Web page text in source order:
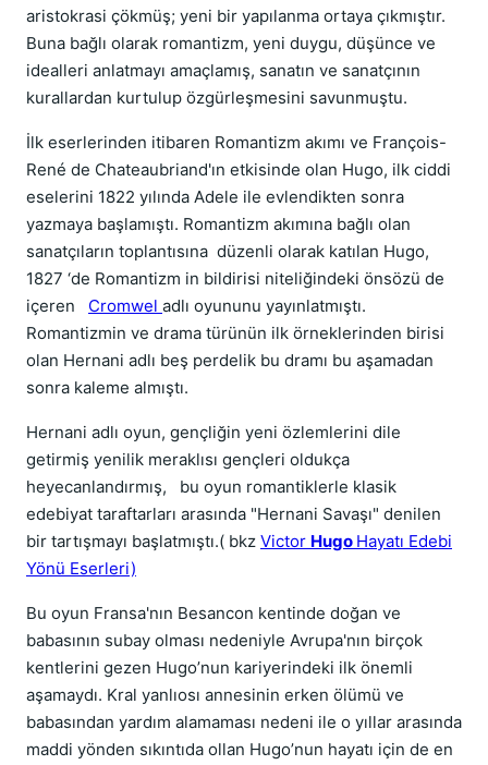
aristokrasi çökmüş; yeni bir yapılanma ortaya çıkmıştır.
Buna bağlı olarak romantizm, yeni duygu, düşünce ve
idealleri anlatmayı amaçlamış, sanatın ve sanatçının
kurallardan kurtulup özgürleşmesini savunmuştu.
İlk eserlerinden itibaren Romantizm akımı ve François-
René de Chateaubriand'ın etkisinde olan Hugo, ilk ciddi
eselerini 1822 yılında Adele ile evlendikten sonra
yazmaya başlamıştı. Romantizm akımına bağlı olan
sanatçıların toplantısına düzenli olarak katılan Hugo,
1827 ‘de Romantizm in bildirisi niteliğindeki önsözü de
içeren Cromwel adlı oyununu yayınlatmıştı.
Romantizmin ve drama türünün ilk örneklerinden birisi
olan Hernani adlı beş perdelik bu dramı bu aşamadan
sonra kaleme almıştı.
Hernani adlı oyun, gençliğin yeni özlemlerini dile
getirmiş yenilik meraklısı gençleri oldukça
heyecanlandırmış, bu oyun romantiklerle klasik
edebiyat taraftarları arasında "Hernani Savaşı" denilen
bir tartışmayı başlatmıştı.( bkz Victor Hugo Hayatı Edebi
Yönü Eserleri)
Bu oyun Fransa'nın Besancon kentinde doğan ve
babasının subay olması nedeniyle Avrupa'nın birçok
kentlerini gezen Hugo’nun kariyerindeki ilk önemli
aşamaydı. Kral yanlıosı annesinin erken ölümü ve
babasından yardım alamaması nedeni ile o yıllar arasında
maddi yönden sıkıntıda ollan Hugo’nun hayatı için de en